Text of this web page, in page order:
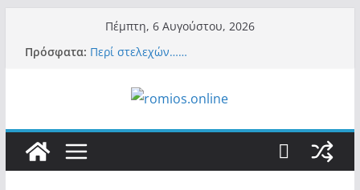
περιεχόμενο
Πέμπτη, 6 Αυγούστου, 2026
Πρόσφατα: Περί στελεχών……
είναι το Κίνημα της Μ.Καρυστιανού και όχι
το διεφθαρμένο σύστημα εξουσίας»
Κασιδιάρη – Οι ένοικοι του Μαξίμου σε
πανικό, πατριωτικό τσουνάμι σαρώνει την